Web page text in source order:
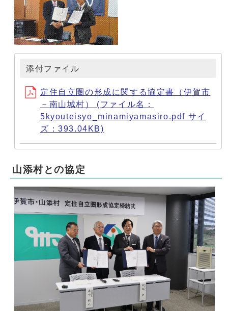
添付ファイル
定住自立圏の形成に関する協定書（伊賀市
－南山城村） (ファイル名：
5kyouteisyo_minamiyamasiro.pdf サイ
ズ：393.04KB)
山添村との協定